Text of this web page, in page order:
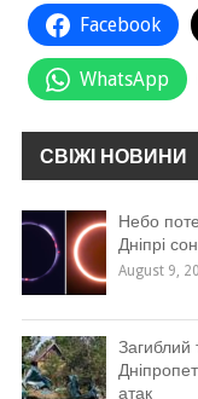
Facebook
WhatsApp
СВІЖІ НОВИНИ
Небо
Дніпрі
August 9,
Загиблий
атак